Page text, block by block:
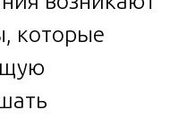
которые